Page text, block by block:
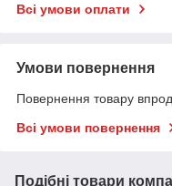
Всі умови оплати
Умови повернення
Повернення товару
Всі умови повернення
Подібні товари